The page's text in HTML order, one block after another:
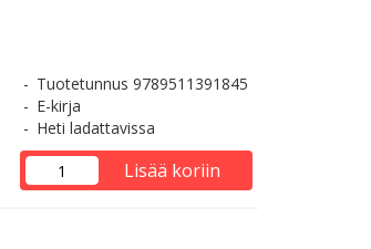
Tuotetunnus 9789511391845
E-kirja
Heti ladattavissa
Lisää koriin